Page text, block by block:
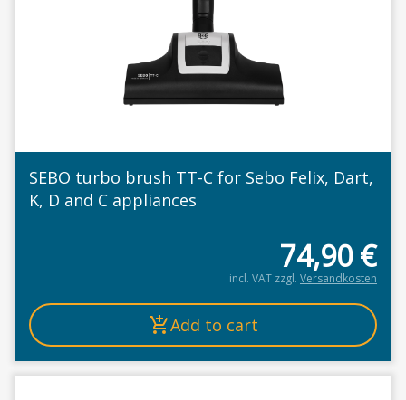
SEBO turbo brush TT-C for Sebo Felix, Dart,
K, D and C appliances
74,90€
incl. VAT zzgl. Versandkosten
Add to cart